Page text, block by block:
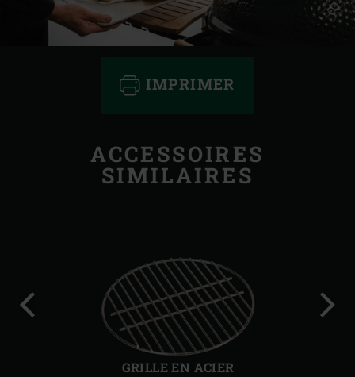
IMPRIMER
ACCESSOIRES
SIMILAIRES
GRILLE EN ACIER